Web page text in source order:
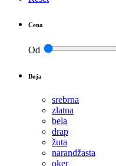
Cena
Od
Boja
srebrna
zlatna
bela
drap
žuta
narandžasta
oker